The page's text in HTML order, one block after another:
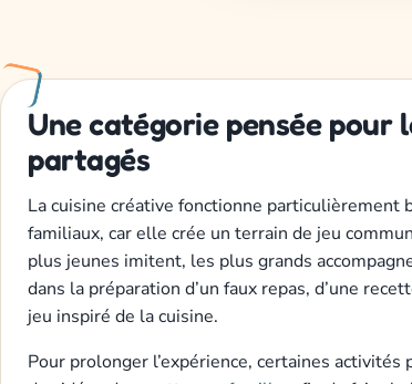
Une catégorie pensée pour
partagés
La cuisine créative fonctionne particulièrement
familiaux, car elle crée un terrain de jeu
plus jeunes imitent, les plus grands
dans la préparation d’un faux repas, d’une
jeu inspiré de la cuisine.
Pour prolonger l’expérience, certaines